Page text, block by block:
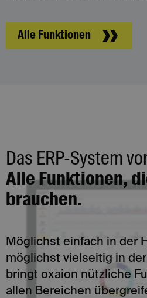
Alle Funktionen
Das ERP-System
Alle Funktionen,
brauchen.
Möglichst einfach in der
möglichst vielseitig in
bringt oxaion nützliche
allen Bereichen